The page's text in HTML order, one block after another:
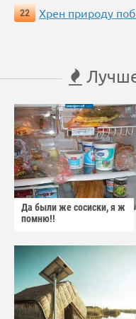
22
Хрен природу
Да были же сосиски, я ж
помню!!